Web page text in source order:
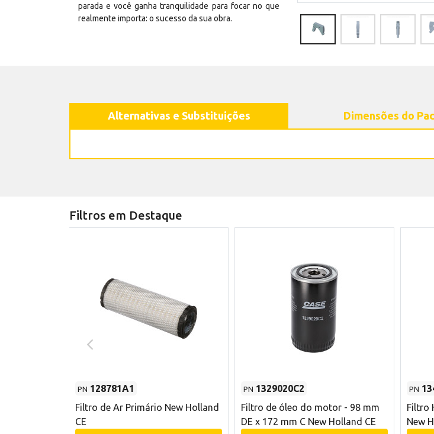
parada e você ganha tranquilidade para focar no que
realmente importa: o sucesso da sua obra.
Alternativas e Substituições Dimensões do
Filtros em Destaque
PN 128781A1
Filtro de Ar Primário New Holland
CE
PN 1329020C2
Filtro de óleo do motor - 98 mm
DE x 172 mm C New Holland CE
PN
Filtro
New